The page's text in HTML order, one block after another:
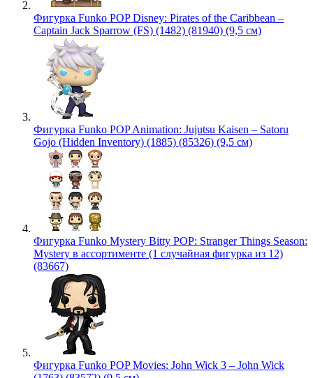
Фигурка Funko POP Disney: Pirates of the Caribbean –
Captain Jack Sparrow (FS) (1482) (81940) (9,5 см)
Фигурка Funko POP Animation: Jujutsu Kaisen – Satoru
Gojo (Hidden Inventory) (1885) (85326) (9,5 см)
Фигурка Funko Mystery Bitty POP: Stranger Things Season:
Mystery в ассортименте (1 случайная фигурка из 12)
(83667)
Фигурка Funko POP Movies: John Wick 3 – John Wick